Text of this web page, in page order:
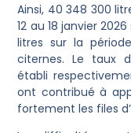
Ainsi, 40 348 300
12 au 18 janvier
litres sur la
citernes. Le taux
établi
ont contribué à
fortement les files